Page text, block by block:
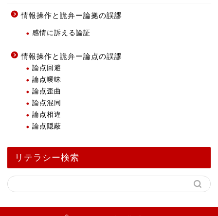
情報操作と詭弁ー論拠の誤謬
感情に訴える論証
情報操作と詭弁ー論点の誤謬
論点回避
論点曖昧
論点歪曲
論点混同
論点相違
論点隠蔽
リテラシー検索